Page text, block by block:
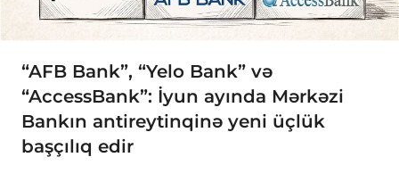
“AFB Bank”, “Yelo Bank” və
“AccessBank”: İyun ayında Mərkəzi
Bankın antireytinqinə yeni üçlük
başçılıq edir